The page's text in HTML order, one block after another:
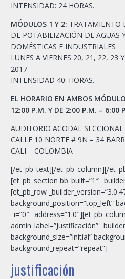
INTENSIDAD: 24 HORAS.
MÓDULOS 1 Y 2: TRATAMIENTO
DE POTABILIZACIÓN DE AGUAS
DOMÉSTICAS E INDUSTRIALES
LUNES A VIERNES 20, 21, 22, 23
2017
INTENSIDAD 40: HORAS.
EL HORARIO EN AMBOS
12:00 P.M. Y DE 2:00 P.M. – 6:00
AUDITORIO ACODAL
CALLE 10 NORTE # 9N – 34
CALI – COLOMBIA
[/et_pb_text][/et_pb_column][/
[et_pb_section bb_built=”1″
[et_pb_row
background_position=”top_left”
_i=”0″
admin_label=”Justificación”
background_size=”initial”
background_repeat=”repeat”]
justificación